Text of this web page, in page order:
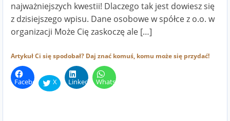
najważniejszych kwestii! Dlaczego tak jest dowiesz się
z dzisiejszego wpisu. Dane osobowe w spółce z o.o. w
organizacji Może Cię zaskoczę ale […]
Artykuł Ci się spodobał? Daj znać komuś, komu może się przydać!
Facebook X LinkedInWhatsApp